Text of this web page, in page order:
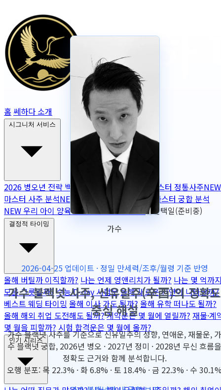
홈 쎄하다 소개
시그니처 서비스
2026 병오년 전략 백서 2026 토정비결 마스터 정통사주NEW
마스터 사주 분석NEW 무보정 사주 판독 NEW
마스터 궁합 분석
NEW 우리 아이 양육 궁합NEW 작명 OPEN 출산택일(준비중)
결정적 타이밍
올해 버틸까 이직할까? 나는 언제 영앤리치가 될까? 나는 몇 억까
모을 그릇일까? 수능 D-day 시험운올해 새로운 인연이 나타날까?
베스트 웨딩 타이밍 올해 이사 가도 될까? 올해 유학 떠나도 될까?
올해 해외 취업 도전해도 될까?계약운은 몇 월에 열릴까? 재물·계
몇 월을 피할까? 시험 합격운은 몇 월에 올까?
인기 시리즈
가수
2026-04-25 업데이트 · 정밀 만세력/조후/월령 기준 반영
가수 블랙넛 사주, 신유일주(辛酉)의 정확도
중심 해설
가수 블랙넛 사주를 기준으로 신유일주의 성향, 연애운, 재물운, 가
수 블랙넛 궁합, 2026년 병오 · 2027년 정미 · 2028년 무신 흐름을
정확도 근거와 함께 분석합니다.
오행 분포: 목 22.3% · 화 6.8% · 토 18.4% · 금 22.3% · 수